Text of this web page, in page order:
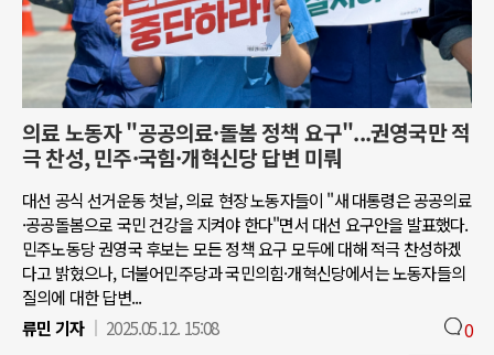
의료 노동자 "공공의료·돌봄 정책 요구"...권영국만 적
극 찬성, 민주·국힘·개혁신당 답변 미뤄
대선 공식 선거운동 첫날, 의료 현장 노동자들이 "새 대통령은 공공의료
·공공돌봄으로 국민 건강을 지켜야 한다"면서 대선 요구안을 발표했다.
민주노동당 권영국 후보는 모든 정책 요구 모두에 대해 적극 찬성하겠
다고 밝혔으나, 더불어민주당과 국민의힘·개혁신당에서는 노동자들의
질의에 대한 답변...
류민 기자
2025.05.12. 15:08 0